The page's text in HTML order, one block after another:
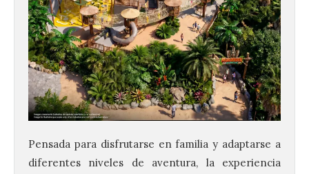
Pensada para disfrutarse en familia y adaptarse a
diferentes niveles de aventura, la experiencia